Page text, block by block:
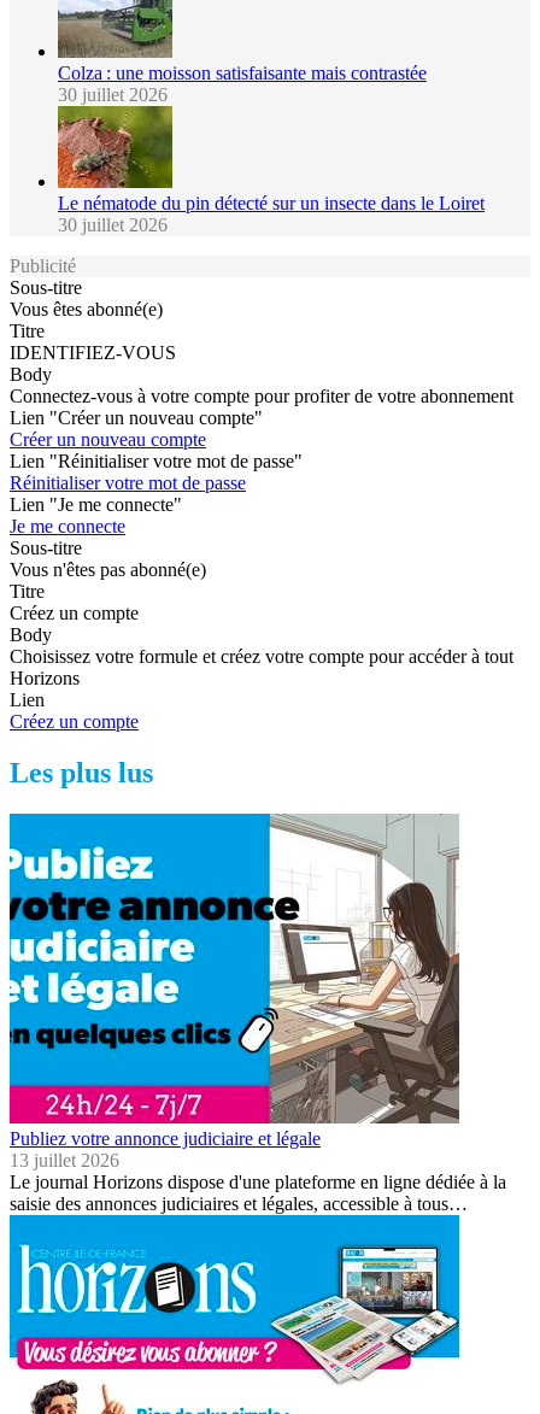
Colza : une moisson satisfaisante mais contrastée
30 juillet 2026
Le nématode du pin détecté sur un insecte dans le Loiret
30 juillet 2026
Publicité
Sous-titre
Vous êtes abonné(e)
Titre
IDENTIFIEZ-VOUS
Body
Connectez-vous à votre compte pour profiter de votre abonnement
Lien "Créer un nouveau compte"
Créer un nouveau compte
Lien "Réinitialiser votre mot de passe"
Réinitialiser votre mot de passe
Lien "Je me connecte"
Je me connecte
Sous-titre
Vous n'êtes pas abonné(e)
Titre
Créez un compte
Body
Choisissez votre formule et créez votre compte pour accéder à tout
Horizons
Lien
Créez un compte
Les plus lus
Publiez votre annonce judiciaire et légale
13 juillet 2026
Le journal Horizons dispose d'une plateforme en ligne dédiée à la
saisie des annonces judiciaires et légales, accessible à tous…